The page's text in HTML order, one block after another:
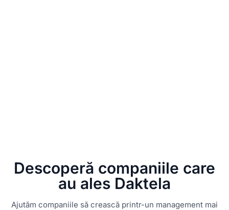
Descoperă companiile care
au ales Daktela
Ajutăm companiile să crească printr-un management mai